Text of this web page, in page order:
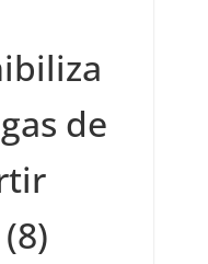
de